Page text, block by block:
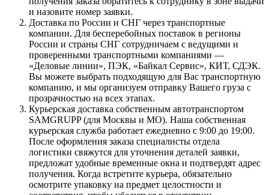
и назовите номер заявки.
Доставка по России и СНГ через транспортные
компании. Для бесперебойных поставок в регионы
России и страны СНГ сотрудничаем с ведущими и
проверенными транспортными компаниями —
«Деловые линии», ПЭК, «Байкал Сервис», КИТ, СДЭК.
Вы можете выбрать подходящую для Вас транспортную
компанию, и мы организуем отправку Вашего груза с
прозрачностью на всех этапах.
Курьерская доставка собственным автотранспортом
SAMGRUPP (для Москвы и МО). Наша собственная
курьерская служба работает ежедневно с 9:00 до 19:00.
После оформления заказа специалисты отдела
логистики свяжутся для уточнения деталей заявки,
предложат удобные временные окна и подтвердят адрес
получения. Когда встретите курьера, обязательно
осмотрите упаковку на предмет целостности и